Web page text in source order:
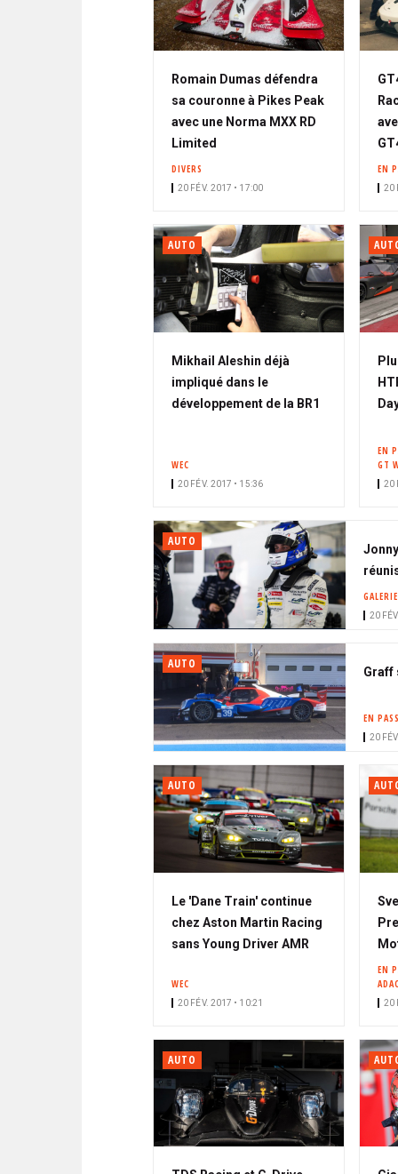
Romain Dumas défendra
sa couronne à Pikes Peak
avec une Norma MXX RD
Limited
DIVERS
20 FÉV. 2017 • 17:00
EN
20
AUTO
Mikhail Aleshin déjà
impliqué dans le
développement de la BR1
WEC
20 FÉV. 2017 • 15:36
EN
GT
20
AUTO
GALERIE
20
AUTO
Graff
EN
20
AUTO
Le 'Dane Train' continue
chez Aston Martin Racing
sans Young Driver AMR
WEC
20 FÉV. 2017 • 10:21
EN
20
AUTO